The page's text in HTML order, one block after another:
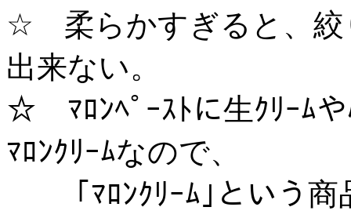
☆ 柔らかすぎると、絞
出来ない。
☆ ﾏﾛﾝﾍﾟｰｽﾄに生ｸﾘｰﾑ
ﾏﾛﾝｸﾘｰﾑなので、
｢ﾏﾛﾝｸﾘｰﾑ｣という商